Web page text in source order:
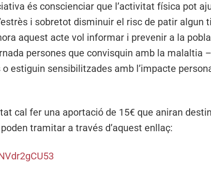
és conscienciar que l’activitat física pot
i sobretot disminuir el risc de patir algun
aquest acte vol informar i prevenir a la
persones que convisquin amb la malaltia
estiguin sensibilitzades amb l’impacte
cal fer una aportació de 15€ que aniran
tramitar a través d’aquest enllaç: